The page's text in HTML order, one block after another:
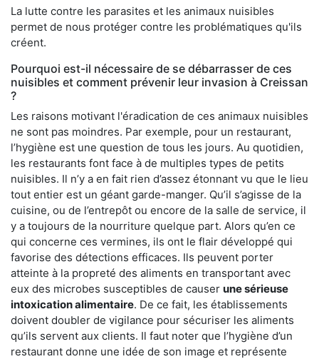
La lutte contre les parasites et les animaux nuisibles
permet de nous protéger contre les problématiques qu'ils
créent.
Pourquoi est-il nécessaire de se débarrasser de ces
nuisibles et comment prévenir leur invasion à Creissan
?
Les raisons motivant l'éradication de ces animaux nuisibles
ne sont pas moindres. Par exemple, pour un restaurant,
l’hygiène est une question de tous les jours. Au quotidien,
les restaurants font face à de multiples types de petits
nuisibles. Il n’y a en fait rien d’assez étonnant vu que le lieu
tout entier est un géant garde-manger. Qu’il s’agisse de la
cuisine, ou de l’entrepôt ou encore de la salle de service, il
y a toujours de la nourriture quelque part. Alors qu’en ce
qui concerne ces vermines, ils ont le flair développé qui
favorise des détections efficaces. Ils peuvent porter
atteinte à la propreté des aliments en transportant avec
eux des microbes susceptibles de causer une sérieuse
intoxication alimentaire. De ce fait, les établissements
doivent doubler de vigilance pour sécuriser les aliments
qu’ils servent aux clients. Il faut noter que l’hygiène d’un
restaurant donne une idée de son image et représente